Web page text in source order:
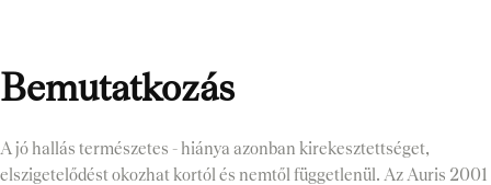
Bemutatkozás
A jó hallás természetes - hiánya azonban kirekesztettséget,
elszigetelődést okozhat kortól és nemtől függetlenül. Az Auris 2001